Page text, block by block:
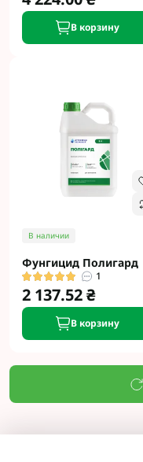
В корзину
В наличии
Фунгицид Полигард
1
2 137.52 ₴
В корзину